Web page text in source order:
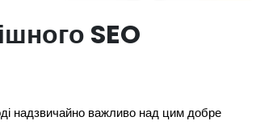
SEO
надзвичайно важливо над цим добре